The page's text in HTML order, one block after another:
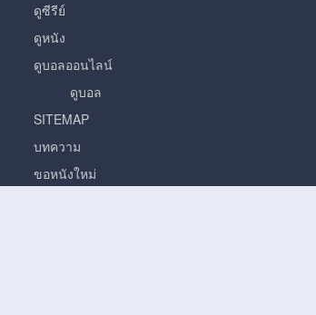
ดูซีรีย์
ดูหนัง
ดูบอลออนไลน์
ดูบอล
SITEMAP
บทความ
ขอหนังใหม่